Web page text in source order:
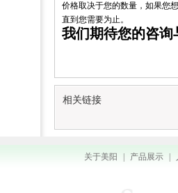
价格取决于您的数量，如果您
直到您需要为止。
我们期待您的咨询
相关链接
关于美阳 产品展示